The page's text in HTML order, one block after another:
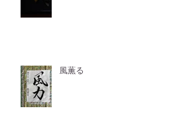
風薫る